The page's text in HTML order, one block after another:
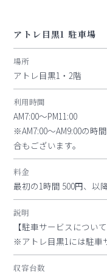
アトレ目黒1 駐車場
場所
アトレ目黒1・2階
利用時間
AM7:00～PM11:00
※AM7:00～AM9:00の時
合もございます。
料金
最初の1時間 500円、以
説明
【駐車サービスについて
※アトレ目黒1には駐車
収容台数